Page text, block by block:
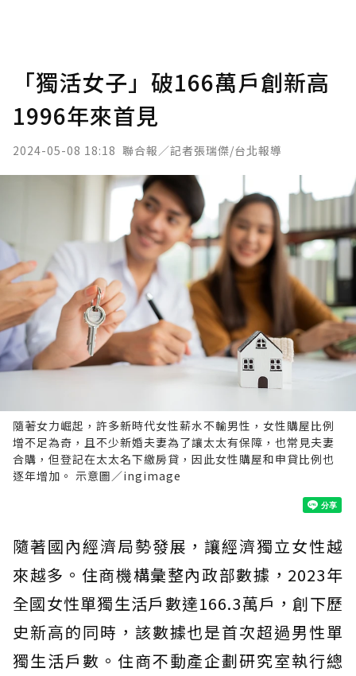
「獨活女子」破166萬戶創新高
1996年來首見
2024-05-08 18:18 聯合報／記者張瑞傑/台北報導
隨著女力崛起，許多新時代女性薪水不輸男性，女性購屋比例
增不足為奇，且不少新婚夫妻為了讓太太有保障，也常見夫妻
合購，但登記在太太名下繳房貸，因此女性購屋和申貸比例也
逐年增加。 示意圖／ingimage
隨著國內經濟局勢發展，讓經濟獨立女性越
來越多。住商機構彙整內政部數據，2023年
全國女性單獨生活戶數達166.3萬戶，創下歷
史新高的同時，該數據也是首次超過男性單
獨生活戶數。住商不動產企劃研究室執行總